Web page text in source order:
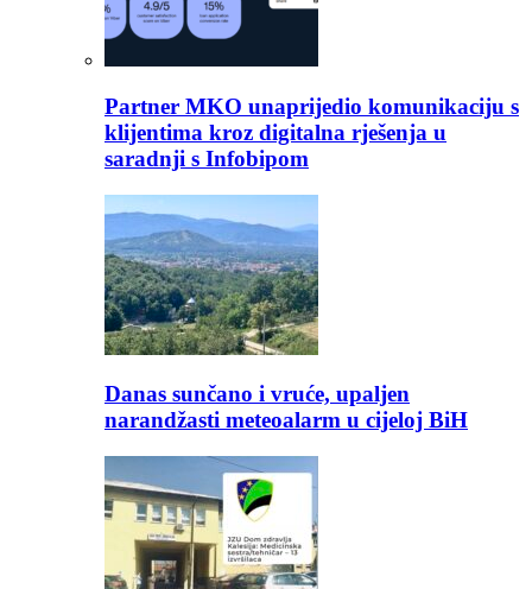
Partner MKO unaprijedio komunikaciju s
klijentima kroz digitalna rješenja u
saradnji s Infobipom
Danas sunčano i vruće, upaljen
narandžasti meteoalarm u cijeloj BiH